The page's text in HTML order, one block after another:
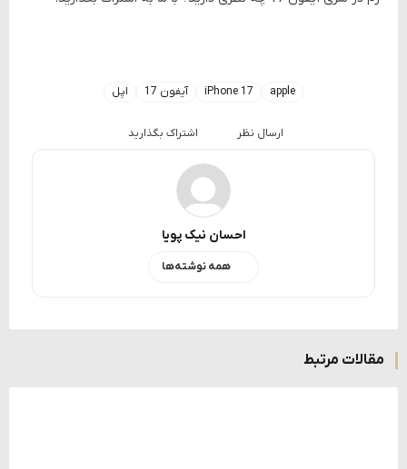
apple
iPhone 17 آیفون 17 اپل
ارسال نظر اشتراک بگذارید
احسان نیک پویا
همه نوشته‌ها
مقالات مرتبط